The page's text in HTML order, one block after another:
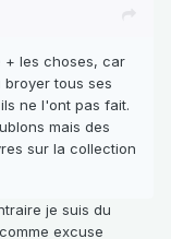
+ les choses, car
broyer tous ses
ne l'ont pas fait.
mais des
sur la collection
je suis du
excuse